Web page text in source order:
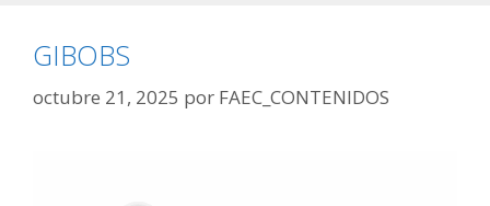
GIBOBS
octubre 21, 2025 por FAEC_CONTENIDOS